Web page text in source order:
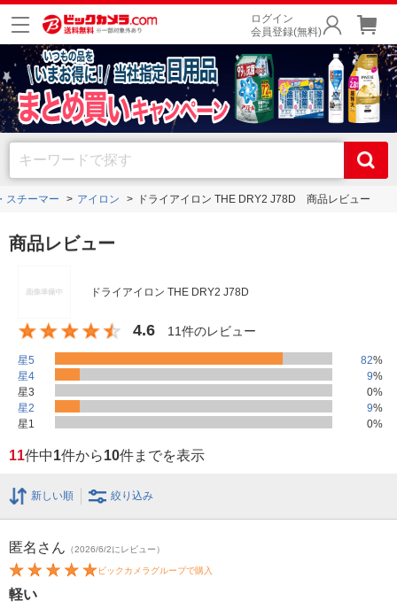
ログイン
会員登録(無料)
スチーマー アイロン ドライアイロン THE DRY2 J78D 商品レビュー
商品レビュー
ドライアイロン THE DRY2 J78D
4.6 11件のレビュー
星5 82%
星4
9%
星3
0%
星2
9%
星1
0%
11件中1件から10件までを表示
新しい順 絞り込み
匿名 さん （2026/6/2にレビュー）
ビックカメラグループで購入
軽い